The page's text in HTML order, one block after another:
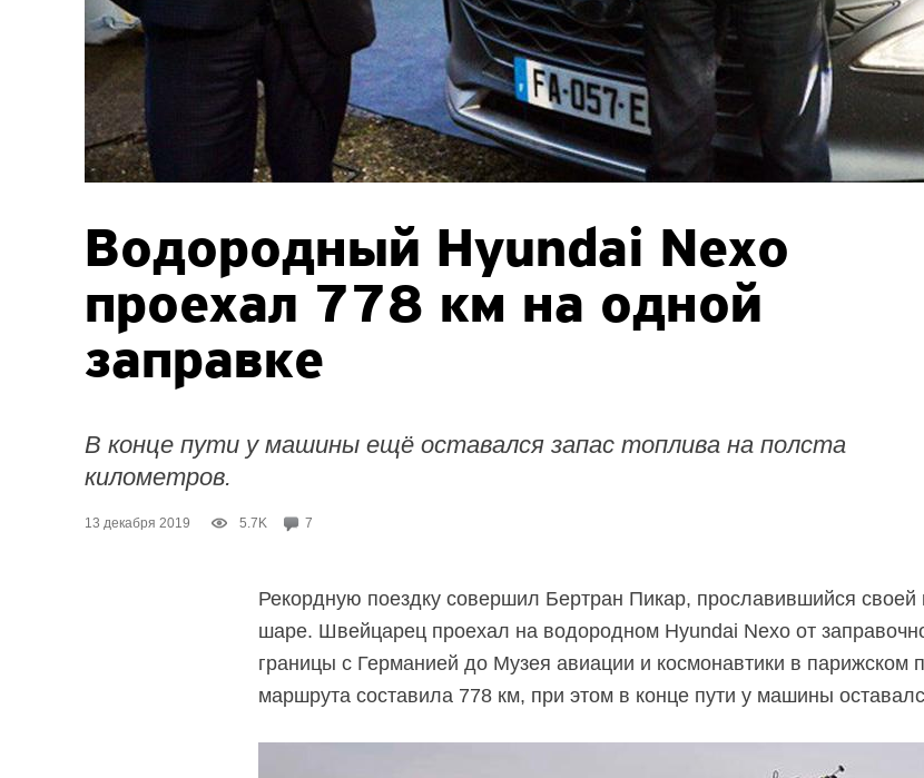
Водородный Hyundai Nexo
проехал 778 км на одной
заправке
В конце пути у машины ещё оставался запас топлива на полста
километров.
13 декабря 2019 5.7K 7
Рекордную поездку совершил Бертран Пикар, прославившийся своей
шаре. Швейцарец проехал на водородном Hyundai Nexo от
границы с Германией до Музея авиации и космонавтики в парижском
маршрута составила 778 км, при этом в конце пути у машины